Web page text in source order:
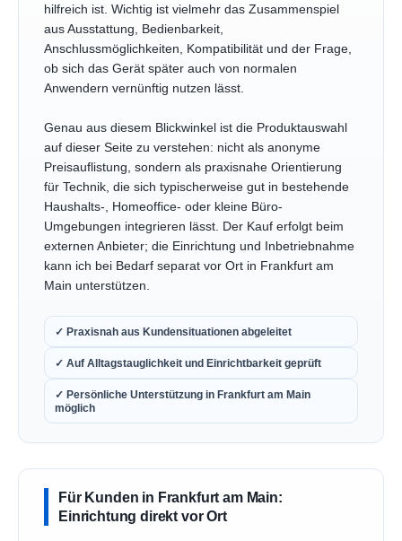
hilfreich ist. Wichtig ist vielmehr das Zusammenspiel
aus Ausstattung, Bedienbarkeit,
Anschlussmöglichkeiten, Kompatibilität und der Frage,
ob sich das Gerät später auch von normalen
Anwendern vernünftig nutzen lässt.
Genau aus diesem Blickwinkel ist die Produktauswahl
auf dieser Seite zu verstehen: nicht als anonyme
Preisauflistung, sondern als praxisnahe Orientierung
für Technik, die sich typischerweise gut in bestehende
Haushalts-, Homeoffice- oder kleine Büro-
Umgebungen integrieren lässt. Der Kauf erfolgt beim
externen Anbieter; die Einrichtung und Inbetriebnahme
kann ich bei Bedarf separat vor Ort in Frankfurt am
Main unterstützen.
✓ Praxisnah aus Kundensituationen abgeleitet
✓ Auf Alltagstauglichkeit und Einrichtbarkeit geprüft
✓ Persönliche Unterstützung in Frankfurt am Main
möglich
Für Kunden in Frankfurt am Main:
Einrichtung direkt vor Ort